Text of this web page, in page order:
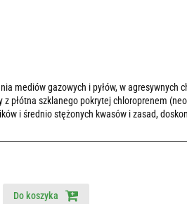
mediów gazowych i pyłów, w agresywnych
płótna szklanego pokrytej chloroprenem
i średnio stężonych kwasów i zasad,
Do koszyka